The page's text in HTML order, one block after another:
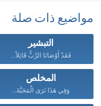
مواضيع ذات صلة
التبشير
فَقَدْ أَوْصَانَا الرَّبُّ قَائِلاً...
المخلص
وَفِي هَذَا نَرَى الْمَحَبَّةَ...